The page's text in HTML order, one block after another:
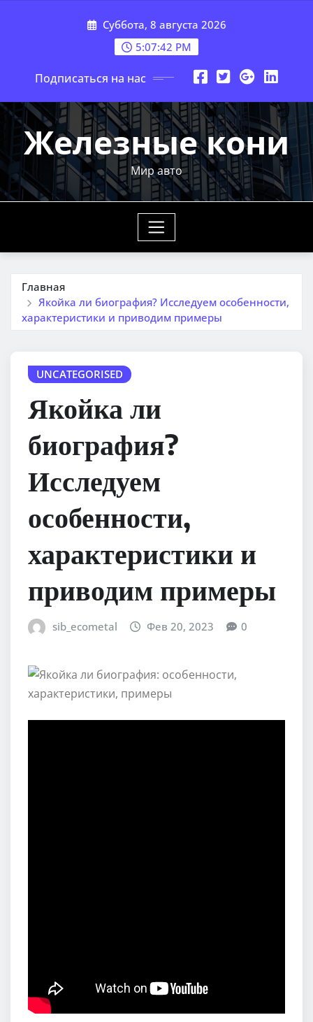
Суббота, 8 августа 2026
5:07:43 PM
Подписаться на нас
Железные кони
Мир авто
Главная
Якойка ли биография? Исследуем особенности,
характеристики и приводим примеры
UNCATEGORISED
Якойка ли
биография?
Исследуем
особенности,
характеристики и
приводим примеры
sib_ecometal Фев 20, 2023 0